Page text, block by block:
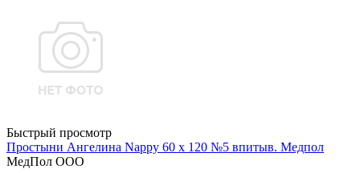
Быстрый просмотр
Простыни Ангелина Nappy 60 х 120 №5 впитыв. Медпол
МедПол ООО